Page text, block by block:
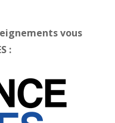
vous
: